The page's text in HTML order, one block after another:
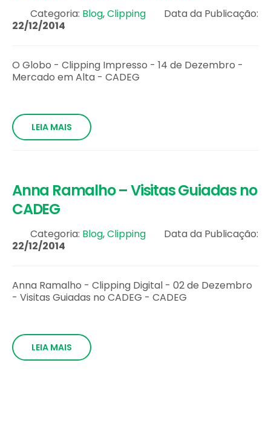
Categoria: Blog,Clipping
Data da Publicação:
22/12/2014
O Globo - Clipping Impresso - 14 de Dezembro -
Mercado em Alta - CADEG
LEIA MAIS
Anna Ramalho – Visitas Guiadas no
CADEG
Categoria: Blog,Clipping
Data da Publicação:
22/12/2014
Anna Ramalho - Clipping Digital - 02 de Dezembro
- Visitas Guiadas no CADEG - CADEG
LEIA MAIS